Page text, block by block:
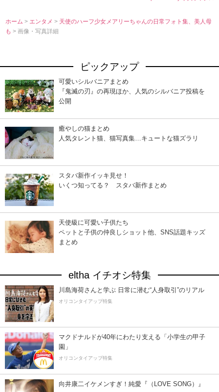
ホーム > エンタメ> 天使のハーフ少女メアリーちゃんの日常フォト集、美人母
も> 画像・写真詳細
ピックアップ
可愛いシルバニアまとめ
『鬼滅の刃』の再現ほか、人気のシルバニア投稿を
公開
癒やしの猫まとめ
人気タレント猫、猫写真集…キュートな猫ズラリ
スタバ新作イッキ見せ！
いくつ知ってる？ スタバ新作まとめ
天使級に可愛い子供たち
ペットと子供の仲良しショット他、SNS話題キッズ
まとめ
eltha イチオシ特集
川島海荷さんと学ぶ 日常に潜む“人身取引”のリアル
オリコンタイアップ特集
マクドナルドが40年にわたり支える「小学生の甲子
園」
オリコンタイアップ特集
向井康二イケメンすぎ！純愛『（LOVE SONG）』